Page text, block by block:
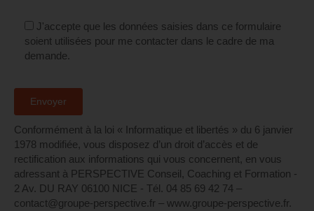
J'accepte que les données saisies dans ce formulaire
soient utilisées pour me contacter dans le cadre de ma
demande.
Conformément à la loi « Informatique et libertés » du 6 janvier
1978 modifiée, vous disposez d’un droit d’accès et de
rectification aux informations qui vous concernent, en vous
adressant à PERSPECTIVE Conseil, Coaching et Formation -
2 Av. DU RAY 06100 NICE - Tél. 04 85 69 42 74⁩ –
contact@groupe-perspective.fr – www.groupe-perspective.fr.